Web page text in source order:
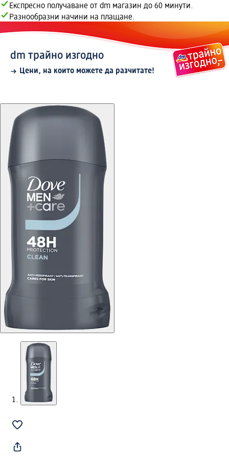
Експресно получаване от dm магазин до 60 минути.
Разнообразни начини на плащане.
dm трайно изгодно
Цени, на които можете да разчитате!